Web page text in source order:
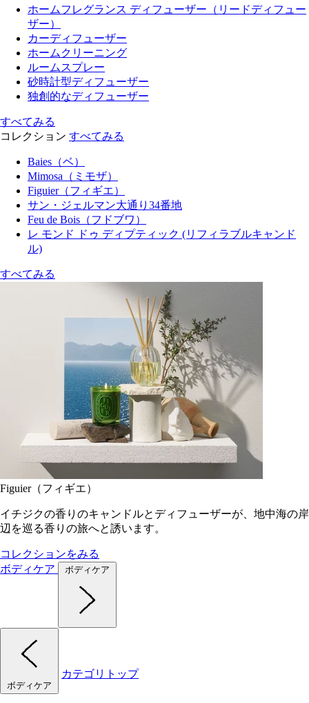
ホームフレグランス ディフューザー（リードディフュー
ザー）
カーディフューザー
ホームクリーニング
ルームスプレー
砂時計型ディフューザー
独創的なディフューザー
すべてみる
コレクション すべてみる
Baies（ベ）
Mimosa（ミモザ）
Figuier（フィギエ）
サン・ジェルマン大通り34番地
Feu de Bois（フドブワ）
レ モンド ドゥ ディプティック (リフィラブルキャンド
ル)
すべてみる
Figuier（フィギエ）
イチジクの香りのキャンドルとディフューザーが、地中海の岸
辺を巡る香りの旅へと誘います。
コレクションをみる
ボディケア
ボディケア
ボディケア
カテゴリトップ